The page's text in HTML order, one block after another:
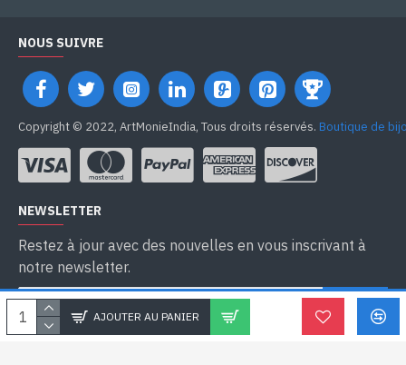
AJOUTER AU PANIER
NOUS SUIVRE
Copyright © 2022, ArtMonieIndia, Tous droits réservés. Boutique de
NEWSLETTER
Restez à jour avec des nouvelles en vous inscrivant à
notre newsletter.